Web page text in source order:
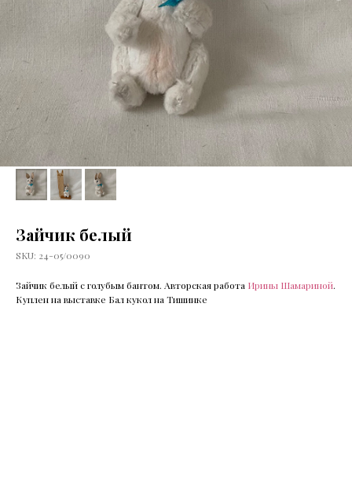
Зайчик белый
SKU: 24-05/0090
Зайчик белый с голубым бантом. Авторская работа Ирины Шамариной.
Куплен на выставке Бал кукол на Тишинке